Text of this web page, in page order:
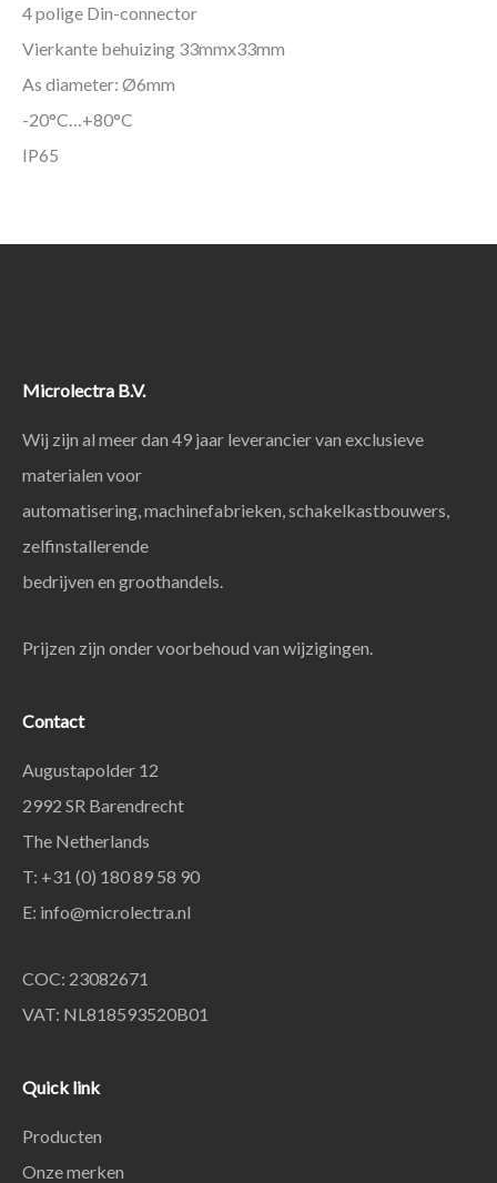
4 polige Din-connector
Vierkante behuizing 33mmx33mm
As diameter: Ø6mm
-20°C…+80°C
IP65
Microlectra B.V.
Wij zijn al meer dan 49 jaar leverancier van exclusieve
materialen voor
automatisering, machinefabrieken, schakelkastbouwers,
zelfinstallerende
bedrijven en groothandels.
Prijzen zijn onder voorbehoud van wijzigingen.
Contact
Augustapolder 12
2992 SR Barendrecht
The Netherlands
T: +31 (0) 180 89 58 90
E: info@microlectra.nl
COC: 23082671
VAT: NL818593520B01
Quick link
Producten
Onze merken